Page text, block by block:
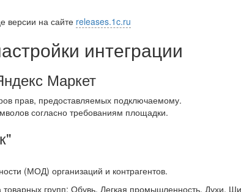
версии на сайте releases.1c.ru
интеграции
Маркет
прав, предоставляемых подключаемому.
согласно требованиям площадки.
(МОД) организаций и контрагентов.
групп: Обувь, Легкая промышленность, Духи,